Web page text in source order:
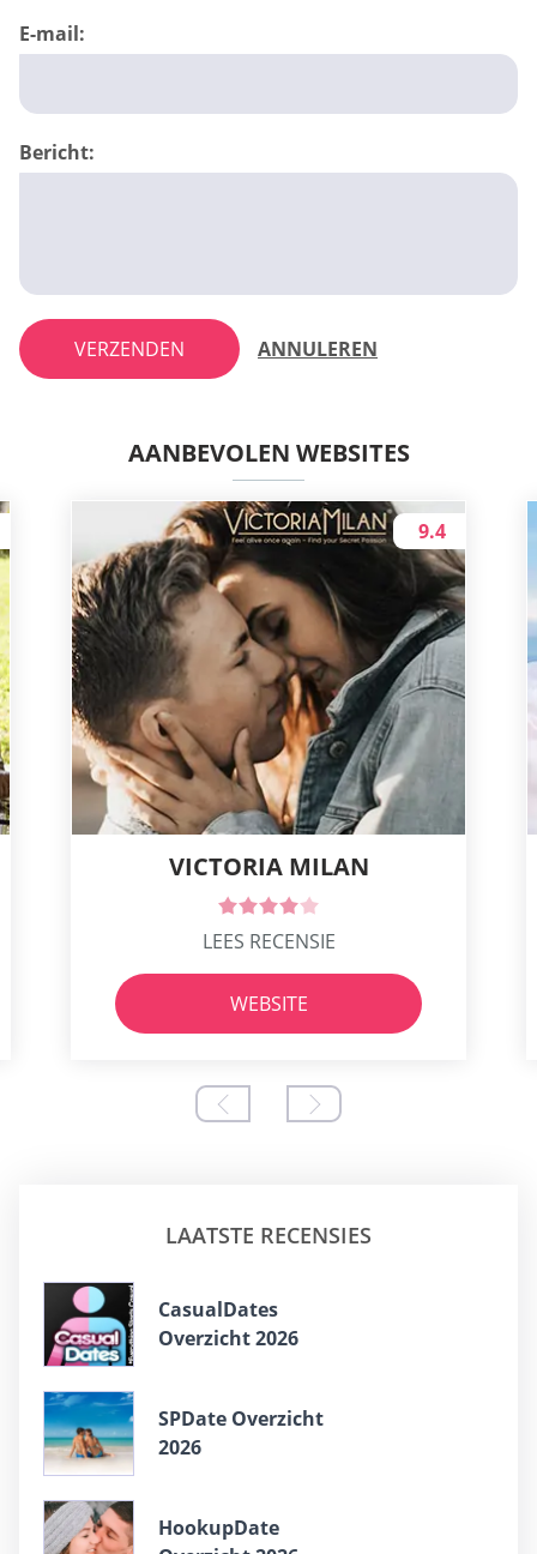
E-mail:
Bericht:
VERZENDEN ANNULEREN
AANBEVOLEN WEBSITES
VICTORIA MILAN
9.4
LEES RECENSIE
WEBSITE
LAATSTE RECENSIES
СasualDates
Overzicht 2026
SPDate Overzicht
2026
HookupDate